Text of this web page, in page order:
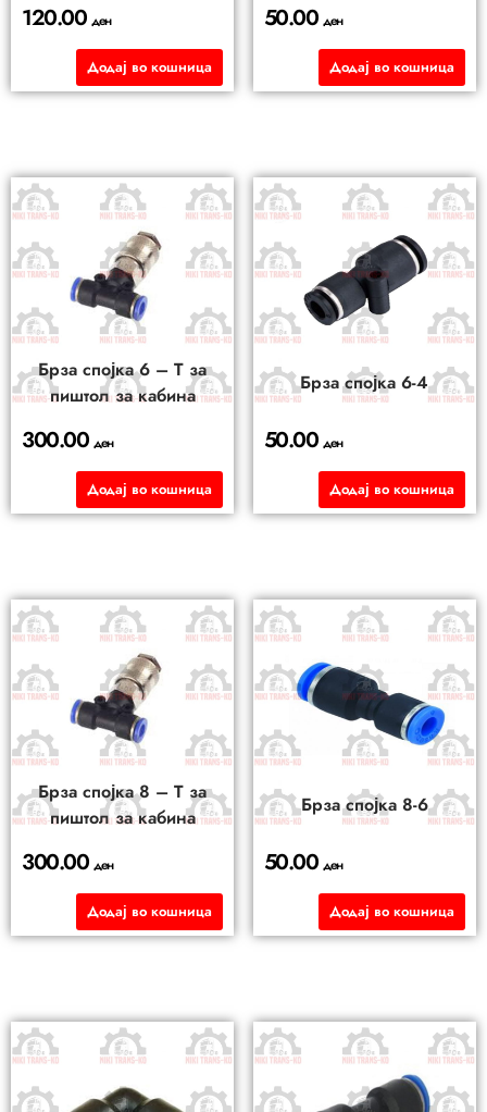
120.00ден
Додај во кошница
50.00ден
Додај во кошница
Брза спојка 6 – Т за
пиштол за кабина
300.00ден
Додај во кошница
Брза спојка 6-4
50.00ден
Додај во кошница
Брза спојка 8 – Т за
пиштол за кабина
300.00ден
Додај во кошница
Брза спојка 8-6
50.00ден
Додај во кошница